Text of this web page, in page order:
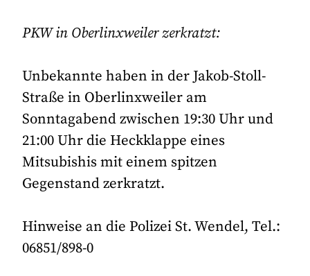
PKW in Oberlinxweiler zerkratzt:
Unbekannte haben in der Jakob-Stoll-
Straße in Oberlinxweiler am
Sonntagabend zwischen 19:30 Uhr und
21:00 Uhr die Heckklappe eines
Mitsubishis mit einem spitzen
Gegenstand zerkratzt.
Hinweise an die Polizei St. Wendel, Tel.:
06851/898-0